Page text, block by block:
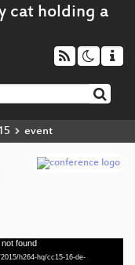
event
found
h264-hq/cc15-16-de-